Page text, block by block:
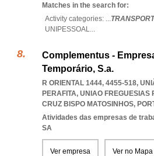
Matches in the search for:
Activity categories: ...
UNIPESSOAL...
Complementus -
Temporário, S.a.
R ORIENTAL 1444, 4455-518,
PERAFITA, UNIAO FREGUESIAS
CRUZ BISPO MATOSINHOS,
Atividades das empresas de
SA
Ver empresa Ver no Mapa